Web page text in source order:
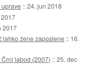
uprave ::24. jun 2018
2017
2017
lahko žene zaposlene :: 16.
labod (2007) ::25. dec